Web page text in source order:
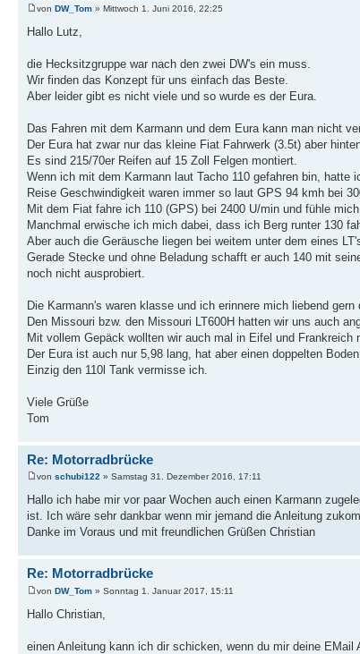
von DW_Tom » Mittwoch 1. Juni 2016, 22:25
Hallo Lutz,
die Hecksitzgruppe war nach den zwei DW's ein muss.
Wir finden das Konzept für uns einfach das Beste.
Aber leider gibt es nicht viele und so wurde es der Eura.
Das Fahren mit dem Karmann und dem Eura kann man nicht
Der Eura hat zwar nur das kleine Fiat Fahrwerk (3.5t) aber
Es sind 215/70er Reifen auf 15 Zoll Felgen montiert.
Wenn ich mit dem Karmann laut Tacho 110 gefahren bin, hatte
Reise Geschwindigkeit waren immer so laut GPS 94 kmh bei
Mit dem Fiat fahre ich 110 (GPS) bei 2400 U/min und fühle
Manchmal erwische ich mich dabei, dass ich Berg runter 130
Aber auch die Geräusche liegen bei weitem unter dem eines
Gerade Stecke und ohne Beladung schafft er auch 140 mit
noch nicht ausprobiert.
Die Karmann's waren klasse und ich erinnere mich liebend
Den Missouri bzw. den Missouri LT600H hatten wir uns auch
Mit vollem Gepäck wollten wir auch mal in Eifel und
Der Eura ist auch nur 5,98 lang, hat aber einen doppelten
Einzig den 110l Tank vermisse ich.
Viele Grüße
Tom
Re: Motorradbrücke
von schubi122 » Samstag 31. Dezember 2016, 17:11
Hallo ich habe mir vor paar Wochen auch einen Karmann
ist. Ich wäre sehr dankbar wenn mir jemand die Anleitung
Danke im Voraus und mit freundlichen Grüßen Christian
Re: Motorradbrücke
von DW_Tom » Sonntag 1. Januar 2017, 15:11
Hallo Christian,
einen Anleitung kann ich dir schicken, wenn du mir deine EMail